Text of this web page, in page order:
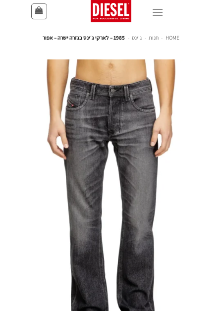
HOME
- חנות - ג'ינס - 1985 – לארקי ג׳ינס בגזרה ישרה – אפור